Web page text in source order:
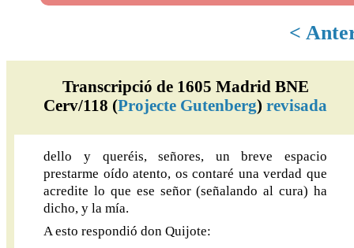
<
Transcripció de 1605 Madrid BNE
Cerv/118 (Projecte Gutenberg)revisada
dello y queréis, señores, un breve espacio
prestarme oído atento, os contaré una verdad que
acredite lo que ese señor (señalando al cura) ha
dicho, y la mía.
A esto respondió don Quijote: